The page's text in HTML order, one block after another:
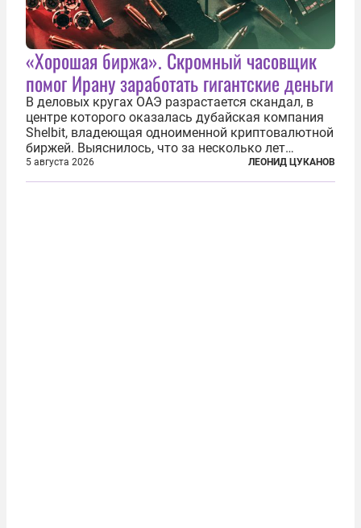
«Хорошая биржа». Скромный часовщик
помог Ирану заработать гигантские деньги
В деловых кругах ОАЭ разрастается скандал, в
центре которого оказалась дубайская компания
Shelbit, владеющая одноименной криптовалютной
биржей. Выяснилось, что за несколько лет
существования через Shelbit прошло не менее 4
млрд долларов в криптовалюте, принадлежащих
5 августа 2026 ЛЕОНИД ЦУКАНОВ